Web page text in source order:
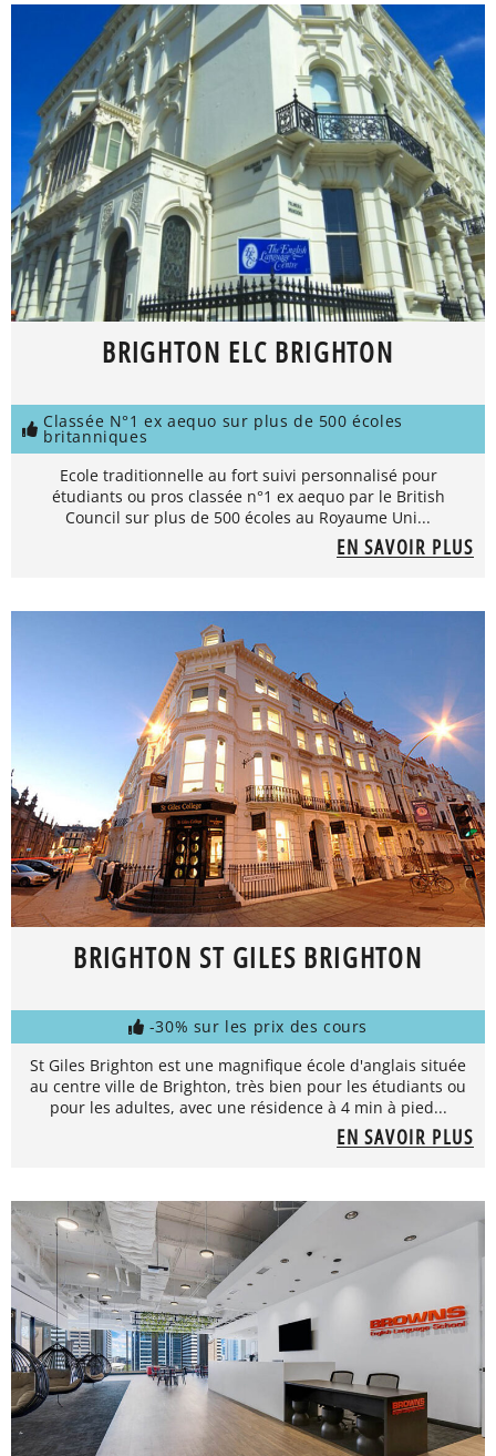
BRIGHTON ELC BRIGHTON
Classée N°1 ex aequo sur plus de 500 écoles
britanniques
Ecole traditionnelle au fort suivi personnalisé pour
étudiants ou pros classée n°1 ex aequo par le British
Council sur plus de 500 écoles au Royaume Uni...
EN SAVOIR PLUS
BRIGHTON ST GILES BRIGHTON
-30% sur les prix des cours
St Giles Brighton est une magnifique école d'anglais située
au centre ville de Brighton, très bien pour les étudiants ou
pour les adultes, avec une résidence à 4 min à pied...
EN SAVOIR PLUS